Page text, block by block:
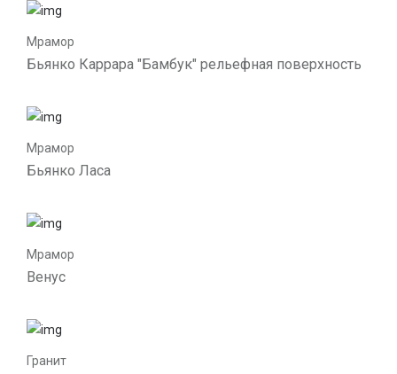
Мрамор
Бьянко Каррара "Бамбук" рельефная поверхность
Мрамор
Бьянко Ласа
Мрамор
Венус
Гранит